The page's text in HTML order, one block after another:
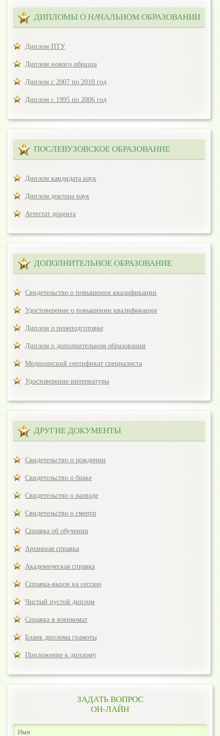
ДИПЛОМЫ О НАЧАЛЬНОМ ОБРАЗОВАНИИ
Диплом ПТУ
Диплом нового образца
Диплом с 2007 по 2010 год
Диплом с 1995 по 2006 год
ПОСЛЕВУЗОВСКОЕ ОБРАЗОВАНИЕ
Диплом кандидата наук
Диплом доктора наук
Аттестат доцента
ДОПОЛНИТЕЛЬНОЕ ОБРАЗОВАНИЕ
Свидетельство о повышении квалификации
Удостоверение о повышении квалификации
Диплом о переподготовке
Диплом о дополнительном образовании
Медицинский сертификат специалиста
Удостоверение интернатуры
ДРУГИЕ ДОКУМЕНТЫ
Свидетельство о рождении
Свидетельство о браке
Свидетельство о разводе
Свидетельство о смерти
Справка об обучении
Архивная справка
Академическая справка
Справка-вызов на сессию
Чистый пустой диплом
Справка в военкомат
Бланк диплома грамоты
Приложение к диплому
ЗАДАТЬ ВОПРОС
ОН-ЛАЙН